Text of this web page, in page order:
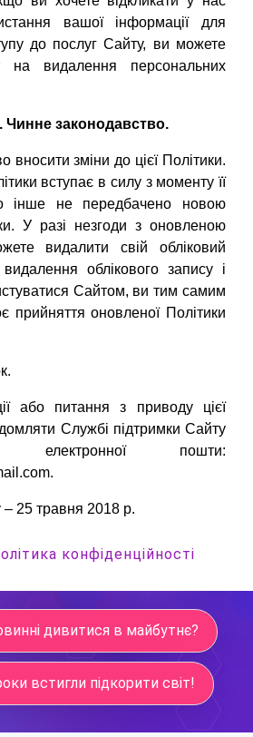
вашої інформації для
до послуг Сайту, ви можете
на видалення персональних
Чинне законодавство.
зміни до цієї Політики.
вступає в силу з моменту її
інше не передбачено новою
У разі незгоди з оновленою
видалити свій обліковий
облікового запису і
Сайтом, ви тим самим
прийняття оновленої Політики
або питання з приводу цієї
Службі підтримки Сайту
електронної пошти:
.
– 25 травня 2018 р.
конфіденційності
дивитися в майбутнє?
встигли підкорити світ!